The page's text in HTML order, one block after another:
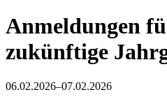
Anmeldungen
zukünftige
06.02.2026–07.02.2026